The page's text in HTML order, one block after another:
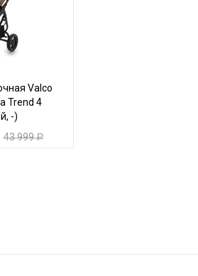
Valco
Trend 4
-)
43 999Р